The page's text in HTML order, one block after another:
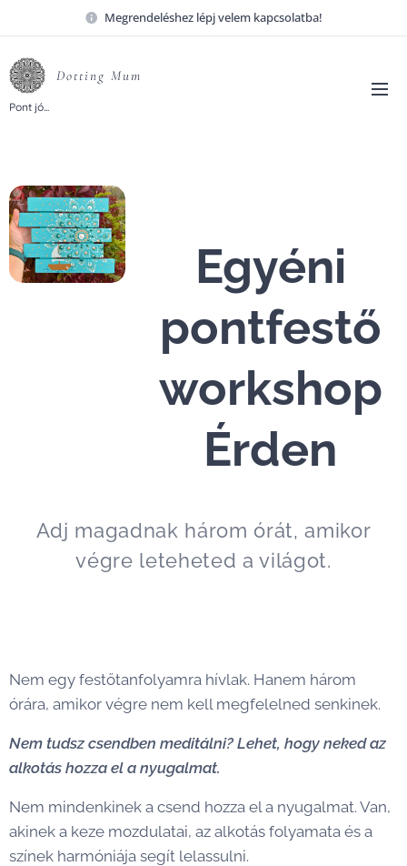
Megrendeléshez lépj velem kapcsolatba!
Dotting Mum
Pont jó...
Egyéni
pontfestő
workshop
Érden
Adj magadnak három órát, amikor
végre leteheted a világot.
Nem egy festőtanfolyamra hívlak. Hanem három
órára, amikor végre nem kell megfelelned senkinek.
Nem tudsz csendben meditálni? Lehet, hogy neked az
alkotás hozza el a nyugalmat.
Nem mindenkinek a csend hozza el a nyugalmat. Van,
akinek a keze mozdulatai, az alkotás folyamata és a
színek harmóniája segít lelassulni.